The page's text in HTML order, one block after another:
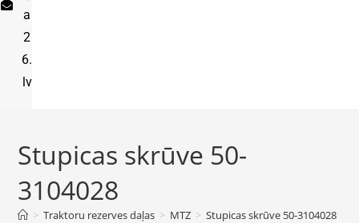
a
2
6.
lv
Stupicas skrūve 50-
3104028
> Traktoru rezerves daļas > MTZ > Stupicas skrūve 50-3104028